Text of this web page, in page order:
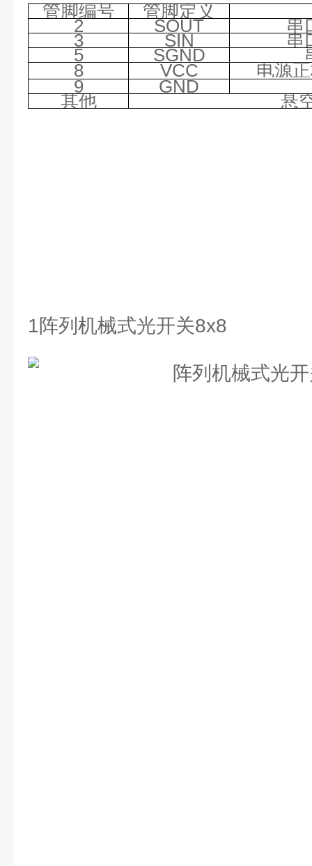
管脚编号
管脚定义
2 SOUT 串
3 SIN 串
5 SGND
8 VCC 电源
9 GND
其他 悬
1阵列机械式光开关8x8